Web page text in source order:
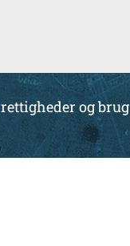
rettigheder og brug